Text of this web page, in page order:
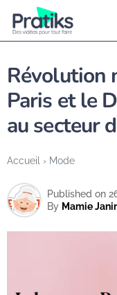
Accueil › Mode
Révolution
Paris et le
au secteur
By Mamie
Published on